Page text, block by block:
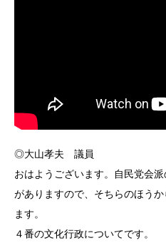
◎大山孝夫 議員
おはようございます。自民党会
がありますので、そちらのほう
ます。
４番の文化行政についてです。